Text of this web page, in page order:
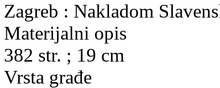
Zagreb : Nakladom
Materijalni opis
382 str. ; 19 cm
Vrsta građe